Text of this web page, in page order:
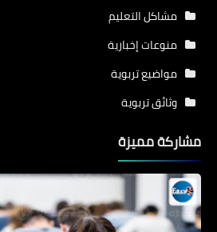
مشاكل التعليم
منوعات إخبارية
مواضيع تربوية
وثائق تربوية
مشاركة مميزة